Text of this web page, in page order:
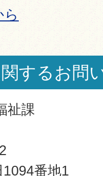
するお問
祉課
番地1